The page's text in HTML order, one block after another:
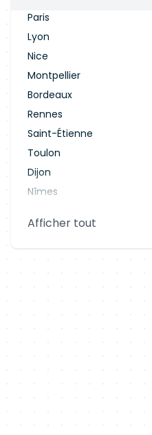
Paris
Lyon
Nice
Montpellier
Bordeaux
Rennes
Saint-Étienne
Toulon
Dijon
Nîmes
Aix-en-Provence
Afficher tout